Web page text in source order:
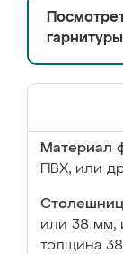
гарнитуры
Материал
ПВХ, или
или 38 мм;
толщина